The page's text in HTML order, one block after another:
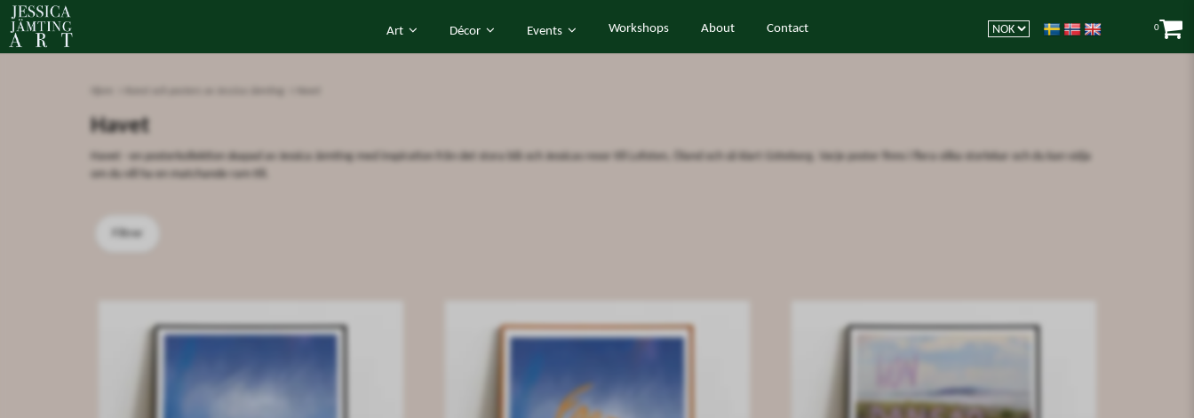
Havet
Havet - en posterkollektion skapad av Jessica Jämting med inspiration från det stora blå och Jessicas resor till Lofoten, Öland och så klart Göteborg. Varje poster finns i flera olika storlekar och du kan välja
om du vill ha en matchande ram till.
Filtrer
Art Décor Events Workshops About Contact 0